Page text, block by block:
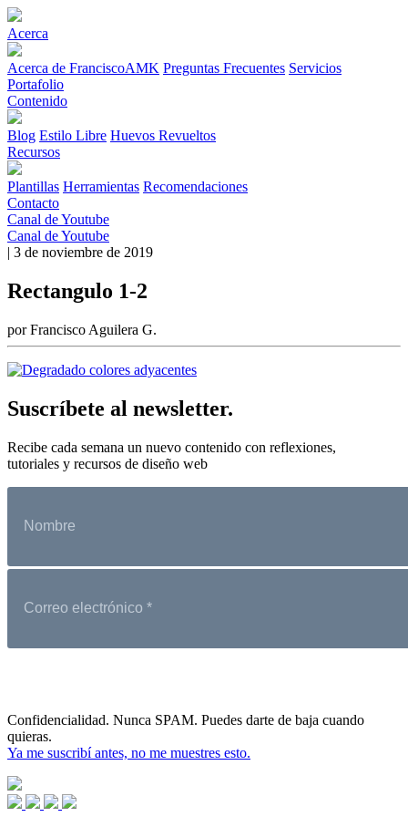
Acerca
Acerca de FranciscoAMK Preguntas Frecuentes Servicios
Portafolio
Contenido
Blog Estilo Libre Huevos Revueltos
Recursos
Plantillas Herramientas Recomendaciones
Contacto
Canal de Youtube
Canal de Youtube
| 3 de noviembre de 2019
Rectangulo 1-2
por Francisco Aguilera G.
Suscríbete al newsletter.
Recibe cada semana un nuevo contenido con reflexiones,
tutoriales y recursos de diseño web
Confidencialidad. Nunca SPAM. Puedes darte de baja cuando
quieras.
Ya me suscribí antes, no me muestres esto.